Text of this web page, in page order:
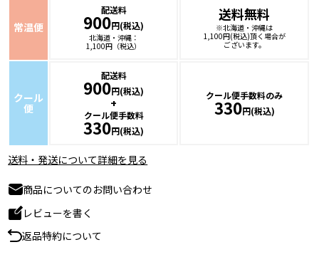
常温便
配送料
900円(税込)
北海道・沖縄：
1,100円（税込）
送料無料
※北海道・沖縄は
1,100円(税込)頂く場合が
ございます。
クール
便
配送料
900円(税込)
+
クール便手数料
330円(税込)
クール便手数料のみ
330円(税込)
送料・発送について詳細を見る
商品についてのお問い合わせ
レビューを書く
返品特約について